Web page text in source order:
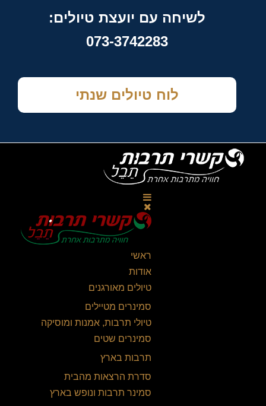
לשיחה עם יועצת טיולים:
073-3742283
לוח טיולים שנתי
ראשי
אודות
טיולים מאורגנים
סמינרים מטיילים
טיולי תרבות, אמנות ומוסיקה
סמינרים שטים
תרבות בארץ
סדרת הרצאות מהבית
סמינר תרבות ונופש בארץ